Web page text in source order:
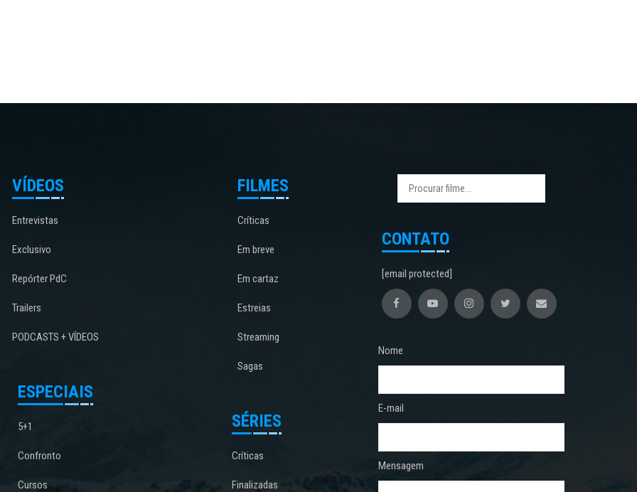
VÍDEOS
Entrevistas
Exclusivo
Repórter PdC
Trailers
PODCASTS + VÍDEOS
ESPECIAIS
5+1
Confronto
Cursos
FILMES
Críticas
Em breve
Em cartaz
Estreias
Streaming
Sagas
SÉRIES
Críticas
Finalizadas
CONTATO
[email protected]
Nome
E-mail
Mensagem